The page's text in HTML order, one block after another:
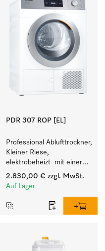
PDR 307 ROP [EL]
Professional Ablufttrockner,
Kleiner Riese,
elektrobeheizt  mit einer
kürzesten Laufzeit von
37 min für einen hohen
2.830,00 € zzgl. MwSt.
Auf Lager